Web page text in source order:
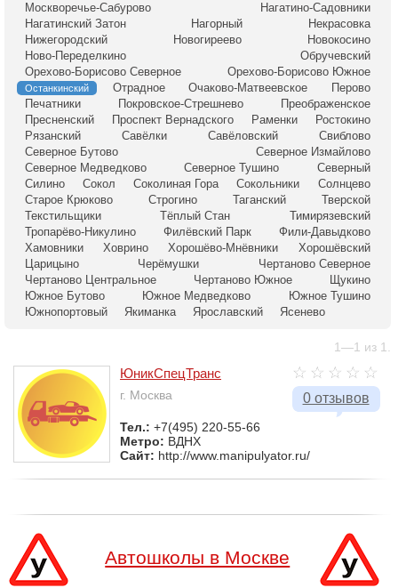
Москворечье-Сабурово
Нагатино-Садовники
Нагатинский Затон
Нагорный
Некрасовка
Нижегородский
Новогиреево
Новокосино
Ново-Переделкино
Обручевский
Орехово-Борисово Северное
Орехово-Борисово Южное
Останкинский Отрадное Очаково-Матвеевское
Перово
Печатники
Покровское-Стрешнево
Преображенское
Пресненский
Проспект Вернадского Раменки
Ростокино
Рязанский
Савёлки Савёловский
Свиблово
Северное Бутово
Северное Измайлово
Северное Медведково
Северное Тушино
Северный
Силино
Сокол Соколиная Гора Сокольники
Солнцево
Старое Крюково
Строгино Таганский
Тверской
Текстильщики
Тёплый Стан
Тимирязевский
Тропарёво-Никулино
Филёвский Парк
Фили-Давыдково
Хамовники
Ховрино Хорошёво-Мнёвники
Хорошёвский
Царицыно
Черёмушки
Чертаново Северное
Чертаново Центральное
Чертаново Южное
Щукино
Южное Бутово
Южное Медведково
Южное Тушино
Южнопортовый
Якиманка Ярославский Ясенево
1—1 из 1.
0 отзывов
ЮникСпецТранс
г. Москва
Тел.: +7(495) 220-55-66
Метро: ВДНХ
Сайт: http://www.manipulyator.ru/
Автошколы в Москве